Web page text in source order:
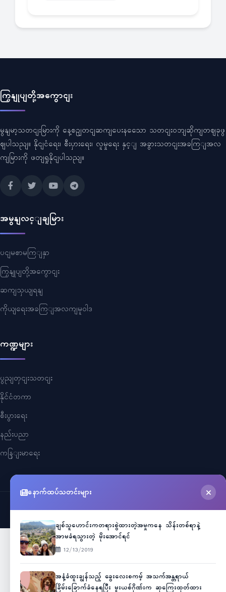
ကြှနျုပျတို့အကွောငျး
မွနျမာ့သတငျးမြားကို နေ့စဥျတငျဆကျပေးနသေော သတငျးဝဘျဆိုကျတဈခုဖွ
ဈပါသညျ။ နိုငျငံရေး၊ စီးပှားရေး၊ လူမှုရေး နှင့ျ အခွားသတငျးအခကြျအလ
ကျမြားကို ဖတျရှုနိုငျပါသညျ။
အမွနျလင့ျချမြား
ပငျမစာမကြျနှာ
ကြှနျုပျတို့အကွောငျး
ဆကျသှယျရနျ
ကိုယျရေးအခကြျအလကျမူဝါဒ
ကဏ္ဍများ
ပွညျတှငျးသတငျး
နိုင်ငံတကာ
စီးပွားရေး
နည်းပညာ
ကနြျးမာရေး
©2026Myanmar Cele News. All Rights Reserved.
နောက်ထပ်သတင်းများ
ချစ်သူဟောင်းကတရားစွဲထားတဲ့အမှုကနေ သိန်းတစ်ရာနဲ့
အာမခံရသွားတဲ့ မိုးအောင်ရင်
12/13/2019
အနံ့ခံထူးချွန်သည့် ခွေးလေးစကမ့် အသက်အန္တရာယ်
ခြိမ်းခြောက်ခံနေရပြီး မူးယစ်ဂိုဏ်းက ဆုကြေးထုတ်ထား